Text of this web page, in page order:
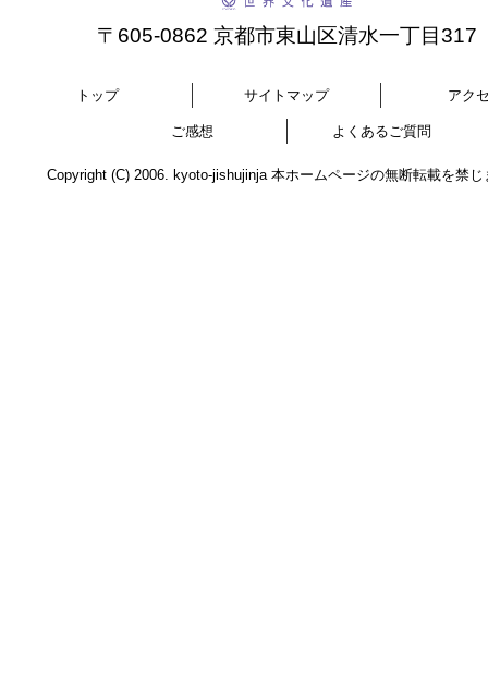
〒605-0862 京都市東山区清水一丁目317
トップ サイトマップ アク
ご感想 よくあるご質問
Copyright (C) 2006. kyoto-jishujinja 本ホームページの無断転載を禁じ